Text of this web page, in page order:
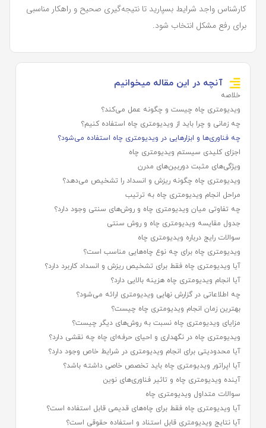
کارشناس واجد شرایط بسپارید تا نتیجه‌گیری صحیح و راهکار مناسبی
برای رفع مشکل انتخاب شود.
آنچه در این مقاله میخوانیم
خلاصه
ویدیومتری چاه چیست و چگونه عمل می‌کند؟
چه زمانی و چرا باید از ویدیومتری چاه استفاده کنیم؟
چه فناوری‌ها و ابزارهایی در ویدیومتری چاه استفاده می‌شود؟
اجزای کلیدی سیستم ویدیومتری چاه
ویژگی‌های مثبت دوربین‌های مدرن
ویدیومتری چاه چگونه ریزش و انسداد را تشخیص می‌دهد؟
مراحل انجام ویدیومتری چاه به ترتیب
چه تفاوتی میان ویدیومتری چاه و روش‌های سنتی وجود دارد؟
جدول مقایسه ویدیومتری چاه و روش سنتی
سوالات رایج درباره ویدیومتری چاه
ویدیومتری چاه برای چه نوع چاه‌هایی مناسب است؟
آیا ویدیومتری چاه فقط برای تشخیص ریزش و انسداد کاربرد دارد؟
آیا انجام ویدیومتری چاه هزینه بالایی دارد؟
چه اطلاعاتی در گزارش نهایی ویدیومتری ارائه می‌شود؟
بهترین زمان انجام ویدیومتری چاه چیست؟
مزایای ویدیومتری چاه نسبت به روش‌های دیگر چیست؟
ویدیومتری چاه در نگهداری و احیای حرفه‌ای چاه چه نقشی دارد؟
آیا محدودیتی برای انجام ویدیومتری در شرایط خاص وجود دارد؟
آیا اپراتور ویدیومتری چاه باید تخصص خاصی داشته باشد؟
آینده ویدیومتری چاه و تاثیر فناوری‌های نوین
سوالات متداول ویدیومتری چاه
آیا ویدیومتری چاه فقط برای چاه‌های قدیمی قابل استفاده است؟
آیا نتایج ویدیومتری قابل استناد و استفاده حقوقی است؟